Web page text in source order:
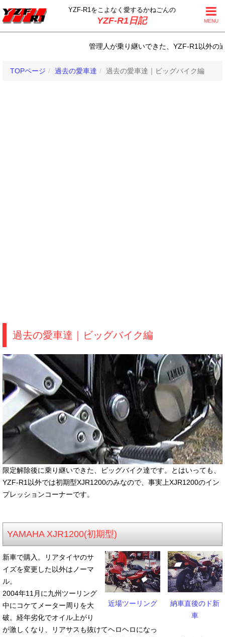
MENU
YZF-R1をこよなく 愛するかねごんの
YZF-R1日記
管理人が乗り継いできた、YZF-R1以外の
TOPページ 過去の愛車達 過去の愛車達｜ビッグバイク編
過去の愛車達｜ビッグバイク編
限定解除後に乗り継いできた、ビッグバイク達です。とはいっても、
YZF-R1以外では初期型XJR1200のみなので、事実上XJR1200のイン
プレッションコーナーです。
YAMAHA XJR1200(初期型)
納車直後のド新
車
近場ツーリング
新車で購入。リアタイヤのサ
イズを変更した以外はノーマ
ル。
2004年11月に九州ツーリング
中にコケてメーター周りを大
破。経年劣化でオイル上がり
が激しくなり、リアサスも抜けてヘロヘロになっ